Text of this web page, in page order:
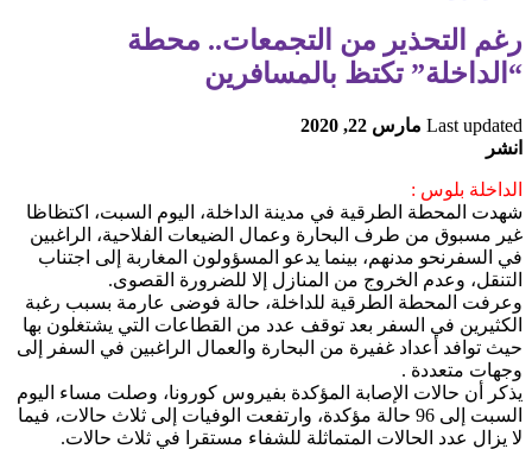
رغم التحذير من التجمعات.. محطة
“الداخلة” تكتظ بالمسافرين
Last updated مارس 22, 2020
انشر
الداخلة بلوس :
شهدت المحطة الطرقية في مدينة الداخلة، اليوم السبت، اكتظاظا
غير مسبوق من طرف البحارة وعمال الضيعات الفلاحية، الراغبين
في السفرنحو مدنهم، بينما يدعو المسؤولون المغاربة إلى اجتناب
التنقل، وعدم الخروج من المنازل إلا للضرورة القصوى.
وعرفت المحطة الطرقية للداخلة، حالة فوضى عارمة بسبب رغبة
الكثيرين في السفر بعد توقف عدد من القطاعات التي يشتغلون بها
حيث توافد أعداد غفيرة من البحارة والعمال الراغبين في السفر إلى
وجهات متعددة .
يذكر أن حالات الإصابة المؤكدة بفيروس كورونا، وصلت مساء اليوم
السبت إلى 96 حالة مؤكدة، وارتفعت الوفيات إلى ثلاث حالات، فيما
لا يزال عدد الحالات المتماثلة للشفاء مستقرا في ثلاث حالات.